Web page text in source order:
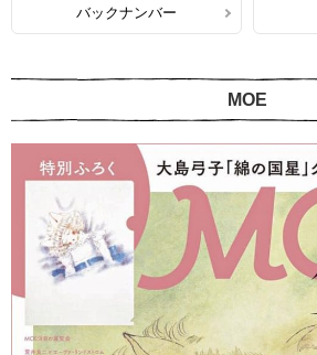
バックナンバー
MOE